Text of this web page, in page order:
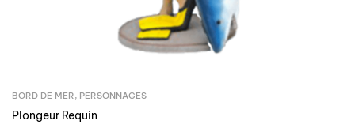
BORD DE MER, PERSONNAGES
Plongeur Requin